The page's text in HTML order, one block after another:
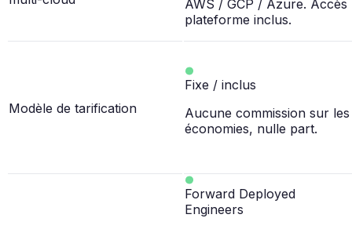
AWS / GCP / Azure. Accès
plateforme inclus.
Modèle de tarification
Fixe / inclus
Aucune commission sur les
économies, nulle part.
Forward Deployed
Engineers